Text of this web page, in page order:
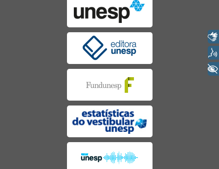
+ Acessibilidade